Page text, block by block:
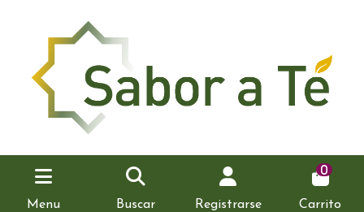
Menu Buscar Registrarse
0
Carrito